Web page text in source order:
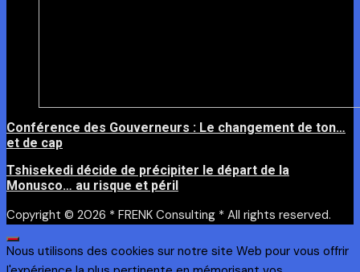
Conférence des Gouverneurs : Le changement de ton…
et de cap
Tshisekedi décide de précipiter le départ de la
Monusco… au risque et péril
Copyright © 2026 * FRENK Consulting * All rights reserved.
Nous utilisons des cookies sur notre site Web pour vous offrir